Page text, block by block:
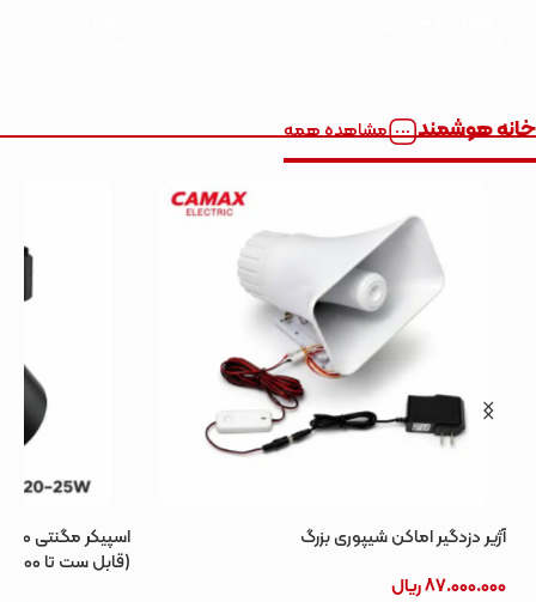
خانه هوشمند مشاهده همه
آژیر دزدگیر اماکن شیپوری بزرگ
87.000.000ریال
(قابل ست تا 100 عدد همزمان)